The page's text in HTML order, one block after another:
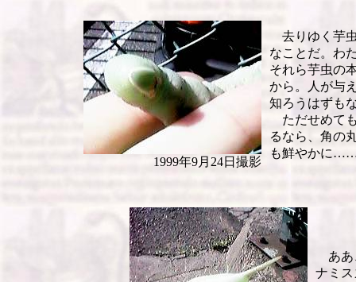
1999年9月24日撮影
去りゆく芋
なことだ。わ
それら芋虫の
から。人が与
知ろうはずも
ただせめて
るなら、角の
も鮮やかに
ああ
ナミ